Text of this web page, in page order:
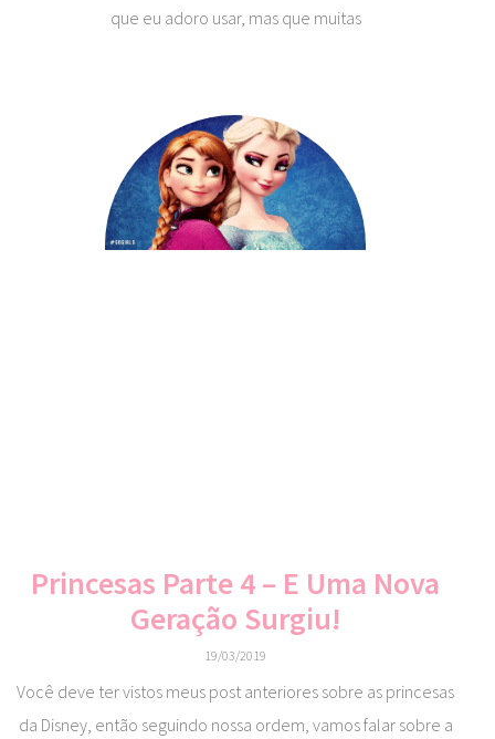
que eu adoro usar, mas que muitas
Princesas Parte 4 – E Uma Nova
Geração Surgiu!
19/03/2019
Você deve ter vistos meus post anteriores sobre as princesas
da Disney, então seguindo nossa ordem, vamos falar sobre a